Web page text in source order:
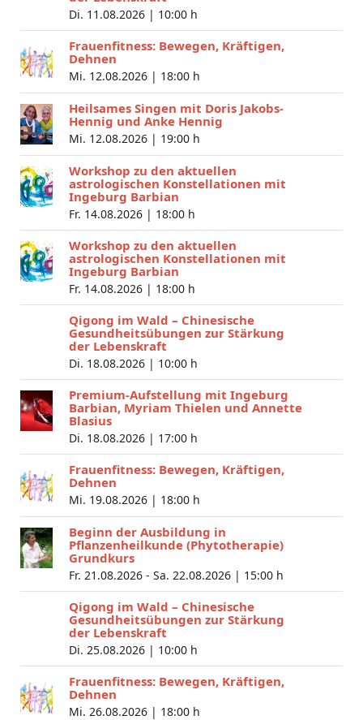
Di. 11.08.2026 | 10:00 h
Frauenfitness: Bewegen, Kräftigen,
Dehnen
Mi. 12.08.2026 | 18:00 h
Heilsames Singen mit Doris Jakobs-
Hennig und Anke Hennig
Mi. 12.08.2026 | 19:00 h
Workshop zu den aktuellen
astrologischen Konstellationen mit
Ingeburg Barbian
Fr. 14.08.2026 | 18:00 h
Workshop zu den aktuellen
astrologischen Konstellationen mit
Ingeburg Barbian
Fr. 14.08.2026 | 18:00 h
Qigong im Wald – Chinesische
Gesundheitsübungen zur Stärkung
der Lebenskraft
Di. 18.08.2026 | 10:00 h
Premium-Aufstellung mit Ingeburg
Barbian, Myriam Thielen und Annette
Blasius
Di. 18.08.2026 | 17:00 h
Frauenfitness: Bewegen, Kräftigen,
Dehnen
Mi. 19.08.2026 | 18:00 h
Beginn der Ausbildung in
Pflanzenheilkunde (Phytotherapie)
Grundkurs
Fr. 21.08.2026 - Sa. 22.08.2026 | 15:00 h
Qigong im Wald – Chinesische
Gesundheitsübungen zur Stärkung
der Lebenskraft
Di. 25.08.2026 | 10:00 h
Frauenfitness: Bewegen, Kräftigen,
Dehnen
Mi. 26.08.2026 | 18:00 h